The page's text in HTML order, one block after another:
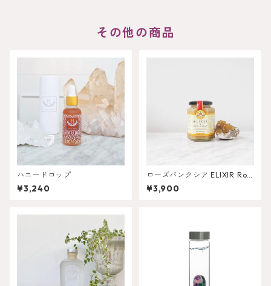
その他の商品
ハニードロップ
¥3,240
ローズバンクシア ELIXIR Ros
eBanksia 380g
¥3,900